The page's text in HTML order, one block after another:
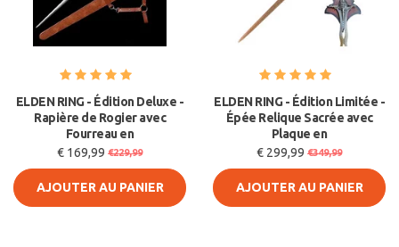
ELDEN RING - Édition Deluxe -
Rapière de Rogier avec
Fourreau en
€ 169,99 €229,99
AJOUTER AU PANIER
ELDEN RING - Édition Limitée -
Épée Relique Sacrée avec
Plaque en
€ 299,99 €349,99
AJOUTER AU PANIER